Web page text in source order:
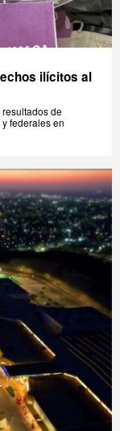
ilícitos al
de
federales en